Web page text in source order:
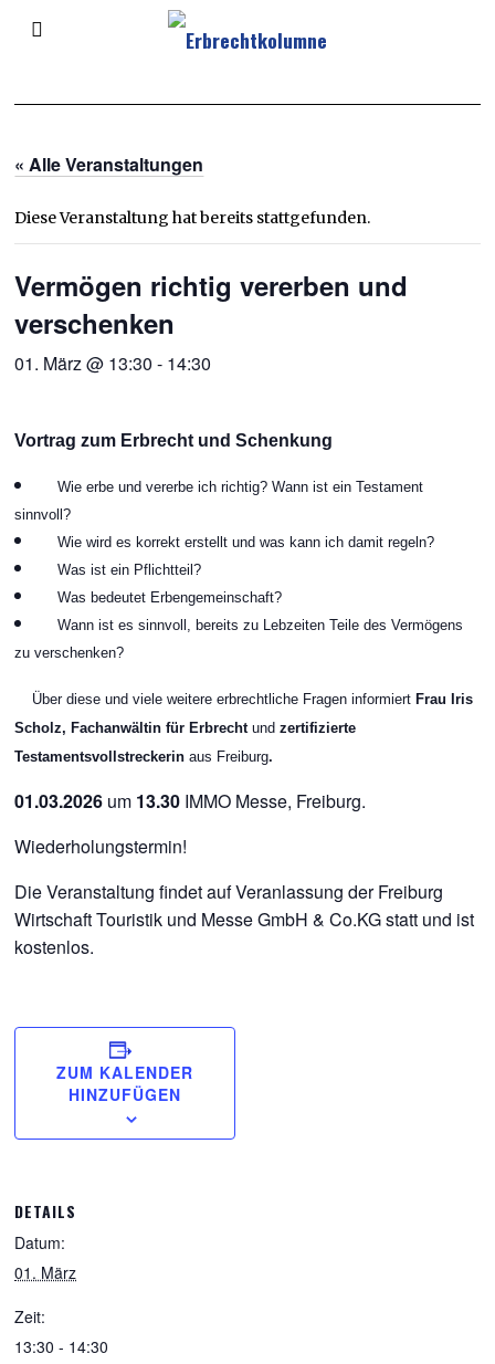
« Alle Veranstaltungen
Diese Veranstaltung hat bereits stattgefunden.
Vermögen richtig vererben und
verschenken
01. März @ 13:30 - 14:30
Vortrag zum Erbrecht und Schenkung
Wie erbe und vererbe ich richtig? Wann ist ein Testament
sinnvoll?
Wie wird es korrekt erstellt und was kann ich damit regeln?
Was ist ein Pflichtteil?
Was bedeutet Erbengemeinschaft?
Wann ist es sinnvoll, bereits zu Lebzeiten Teile des Vermögens
zu verschenken?
Über diese und viele weitere erbrechtliche Fragen informiert Frau Iris
Scholz, Fachanwältin für Erbrechtund zertifizierte
Testamentsvollstreckerin aus Freiburg.
01.03.2026 um 13.30 IMMO Messe, Freiburg.
Wiederholungstermin!
Die Veranstaltung findet auf Veranlassung der Freiburg
Wirtschaft Touristik und Messe GmbH & Co.KG statt und ist
kostenlos.
ZUM KALENDER
HINZUFÜGEN
DETAILS
Datum:
01. März
Zeit:
13:30 - 14:30